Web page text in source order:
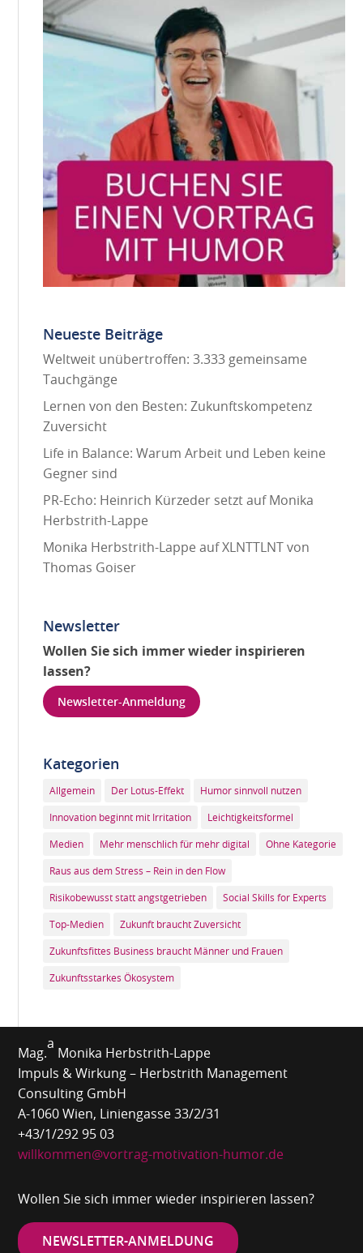
Neueste Beiträge
Weltweit unübertroffen: 3.333 gemeinsame
Tauchgänge
Lernen von den Besten: Zukunftskompetenz
Zuversicht
Life in Balance: Warum Arbeit und Leben keine
Gegner sind
PR-Echo: Heinrich Kürzeder setzt auf Monika
Herbstrith-Lappe
Monika Herbstrith-Lappe auf XLNTTLNT von
Thomas Goiser
Newsletter
Wollen Sie sich immer wieder inspirieren
lassen?
Newsletter-Anmeldung
Kategorien
Allgemein Der Lotus-Effekt Humor sinnvoll nutzen
Innovation beginnt mit Irritation Leichtigkeitsformel
Medien Mehr menschlich für mehr digital Ohne Kategorie
Raus aus dem Stress – Rein in den Flow
Risikobewusst statt angstgetrieben Social Skills for Experts
Top-Medien Zukunft braucht Zuversicht
Zukunftsfittes Business braucht Männer und Frauen
Zukunftsstarkes Ökosystem
Mag.
a
Monika Herbstrith-Lappe
Impuls & Wirkung – Herbstrith Management
Consulting GmbH
A-1060 Wien, Liniengasse 33/2/31
+43/1/292 95 03
willkommen@vortrag-motivation-humor.de
Wollen Sie sich immer wieder inspirieren lassen?
NEWSLETTER-ANMELDUNG